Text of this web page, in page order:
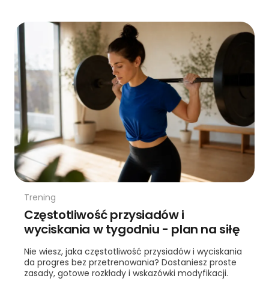
Trening
Częstotliwość przysiadów i
wyciskania w tygodniu - plan na siłę
Nie wiesz, jaka częstotliwość przysiadów i wyciskania
da progres bez przetrenowania? Dostaniesz proste
zasady, gotowe rozkłady i wskazówki modyfikacji.